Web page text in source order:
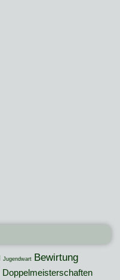
Jugendwart Bewirtung
Doppelmeisterschaften